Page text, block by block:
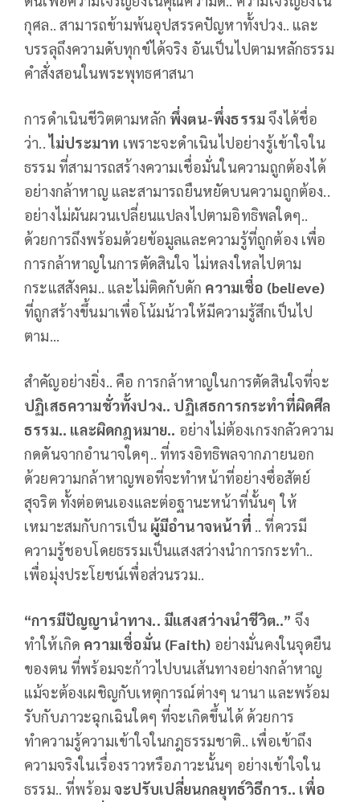
กุศล.. สามารถข้ามพ้นอุปสรรคปัญหาทั้งปวง.. และ
บรรลุถึงความดับทุกข์ได้จริง อันเป็นไปตามหลักธรรม
คำสั่งสอนในพระพุทธศาสนา
การดำเนินชีวิตตามหลัก พึ่งตน-พึ่งธรรมจึงได้ชื่อ
ว่า..ไม่ประมาท เพราะจะดำเนินไปอย่างรู้เข้าใจใน
ธรรม ที่สามารถสร้างความเชื่อมั่นในความถูกต้องได้
อย่างกล้าหาญ และสามารถยืนหยัดบนความถูกต้อง..
อย่างไม่ผันผวนเปลี่ยนแปลงไปตามอิทธิพลใดๆ..
ด้วยการถึงพร้อมด้วยข้อมูลและความรู้ที่ถูกต้อง เพื่อ
การกล้าหาญในการตัดสินใจ ไม่หลงใหลไปตาม
กระแสสังคม.. และไม่ติดกับดัก ความเชื่อ (believe)
ที่ถูกสร้างขึ้นมาเพื่อโน้มน้าวให้มีความรู้สึกเป็นไป
ตาม...
สำคัญอย่างยิ่ง.. คือ การกล้าหาญในการตัดสินใจที่จะ
ปฏิเสธความชั่วทั้งปวง.. ปฏิเสธการกระทำที่ผิดศีล
ธรรม.. และผิดกฎหมาย.. อย่างไม่ต้องเกรงกลัวความ
กดดันจากอำนาจใดๆ.. ที่ทรงอิทธิพลจากภายนอก
ด้วยความกล้าหาญพอที่จะทำหน้าที่อย่างซื่อสัตย์
สุจริต ทั้งต่อตนเองและต่อฐานะหน้าที่นั้นๆ ให้
เหมาะสมกับการเป็น ผู้มีอำนาจหน้าที่ .. ที่ควรมี
ความรู้ชอบโดยธรรมเป็นแสงสว่างนำการกระทำ..
เพื่อมุ่งประโยชน์เพื่อส่วนรวม..
“การมีปัญญานำทาง.. มีแสงสว่างนำชีวิต..” จึง
ทำให้เกิด ความเชื่อมั่น (Faith) อย่างมั่นคงในจุดยืน
ของตน ที่พร้อมจะก้าวไปบนเส้นทางอย่างกล้าหาญ
แม้จะต้องเผชิญกับเหตุการณ์ต่างๆ นานา และพร้อม
รับกับภาวะฉุกเฉินใดๆ ที่จะเกิดขึ้นได้ ด้วยการ
ทำความรู้ความเข้าใจในกฎธรรมชาติ.. เพื่อเข้าถึง
ความจริงในเรื่องราวหรือภาวะนั้นๆ อย่างเข้าใจใน
ธรรม.. ที่พร้อม จะปรับเปลี่ยนกลยุทธ์วิธีการ.. เพื่อ